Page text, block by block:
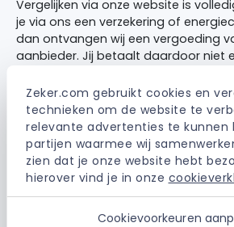
Zeker.com gebruikt cookies en
technieken om de website te
relevante advertenties te kunnen
partijen waarmee wij
zien dat je onze website hebt
hierover vind je in onze
Cookievoorkeuren
Vergelijken via onze website is
je via ons een verzekering of
dan ontvangen wij een vergoeding
aanbieder. Jij betaalt daardoor niet
onafhankelijk blijft.
Sinds 2002 helpen wij mensen
besparen op de vaste lasten. Het is
om voor iedereen de beste deals te
waardoor bespaard of verbeterd